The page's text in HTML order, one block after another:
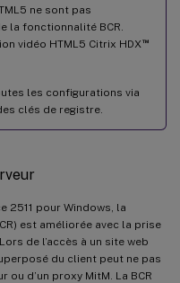
ne sont pas
la fonctionnalité BCR.
vidéo HTML5 Citrix HDX ™
les configurations via
clés de registre.
2511 pour Windows, la
est améliorée avec la prise
de l’accès à un site web
du client peut ne pas
d’un proxy MitM. La BCR